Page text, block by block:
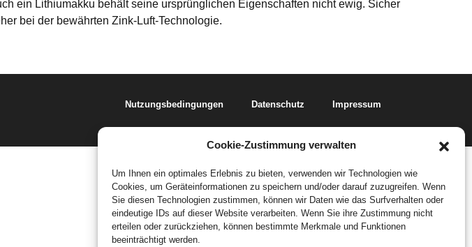
Cookie-Zustimmung verwalten
Um Ihnen ein optimales Erlebnis zu bieten, verwenden wir Technologien wie
Cookies, um Geräteinformationen zu speichern und/oder darauf zuzugreifen. Wenn
Sie diesen Technologien zustimmen, können wir Daten wie das Surfverhalten oder
eindeutige IDs auf dieser Website verarbeiten. Wenn Sie ihre Zustimmung nicht
erteilen oder zurückziehen, können bestimmte Merkmale und Funktionen
beeinträchtigt werden.
ein Lithiumakku behält seine ursprünglichen Eigenschaften nicht ewig. Sicher
bei der bewährten Zink-Luft-Technologie.
Nutzungsbedingungen Datenschutz Impressum